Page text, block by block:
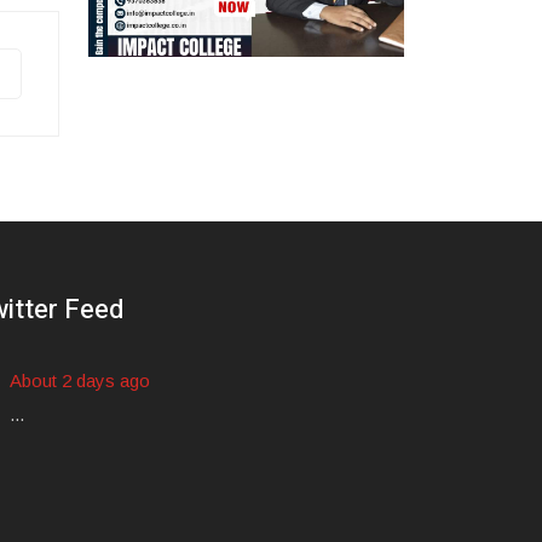
Feed
About 2 days ago
...